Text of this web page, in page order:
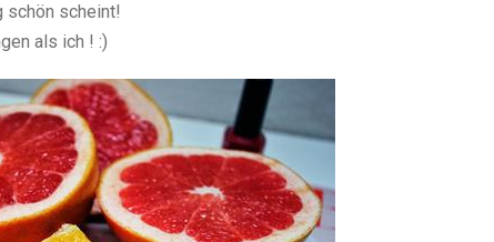
schön scheint!
als ich ! :)